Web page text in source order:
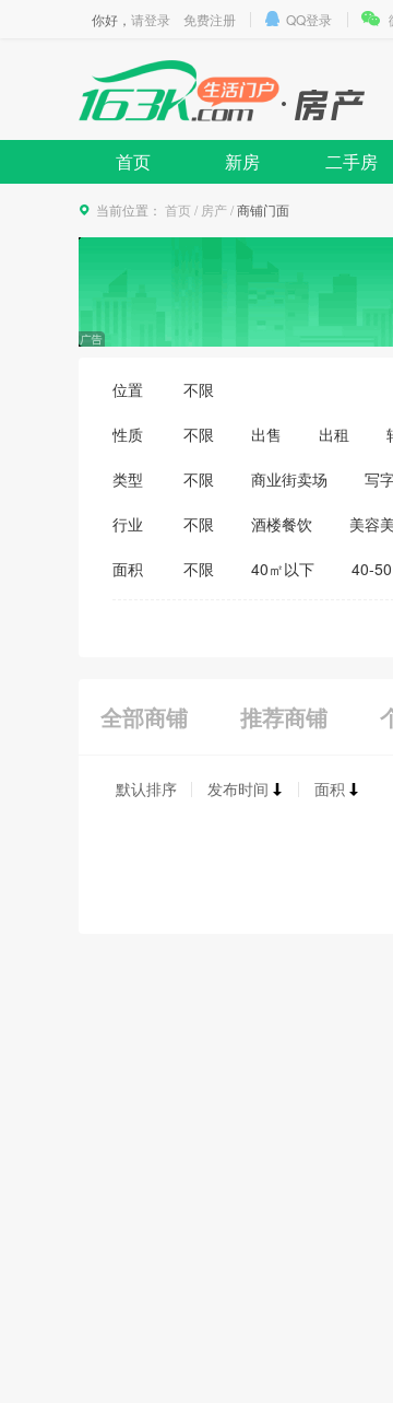
你好， 请登录 免费注册 QQ登录
首页 新房 二手房
当前位置： 首页 / 房产/商铺门面
位置 不限
性质 不限 出售 出租
类型 不限 商业街卖场 写
行业 不限 酒楼餐饮 美容
医药保健
家居建材
面积 不限 40㎡以下 40-
全部商铺 推荐商铺
默认排序 发布时间 面积